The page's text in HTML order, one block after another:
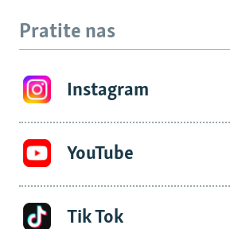
Pratite nas
Instagram
YouTube
Tik Tok